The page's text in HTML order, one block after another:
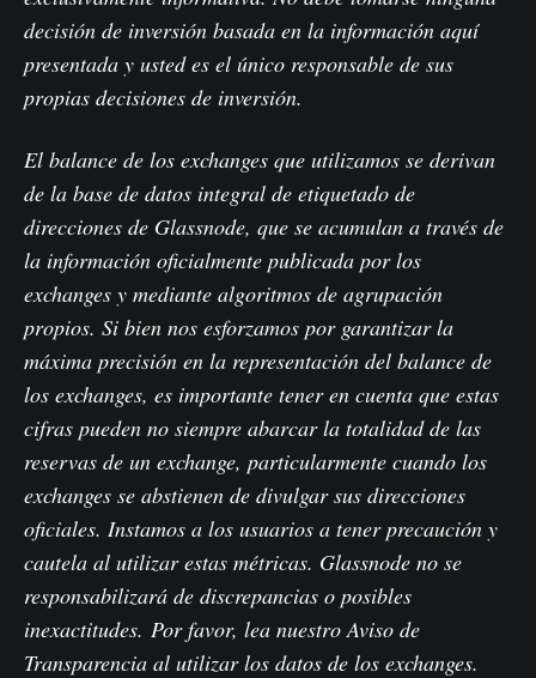
decisión de inversión basada en la información aquí
presentada y usted es el único responsable de sus
propias decisiones de inversión.
El balance de los exchanges que utilizamos se derivan
de la base de datos integral de etiquetado de
direcciones de Glassnode, que se acumulan a través de
la información oficialmente publicada por los
exchanges y mediante algoritmos de agrupación
propios. Si bien nos esforzamos por garantizar la
máxima precisión en la representación del balance de
los exchanges, es importante tener en cuenta que estas
cifras pueden no siempre abarcar la totalidad de las
reservas de un exchange, particularmente cuando los
exchanges se abstienen de divulgar sus direcciones
oficiales. Instamos a los usuarios a tener precaución y
cautela al utilizar estas métricas. Glassnode no se
responsabilizará de discrepancias o posibles
inexactitudes. Por favor, lea nuestro Aviso de
Transparencia al utilizar los datos de los exchanges.